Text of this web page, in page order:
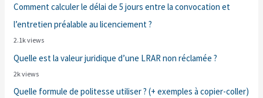
Comment calculer le délai de 5 jours entre la convocation et
l’entretien préalable au licenciement ?
2.1k views
Quelle est la valeur juridique d’une LRAR non réclamée ?
2k views
Quelle formule de politesse utiliser ? (+ exemples à copier-coller)